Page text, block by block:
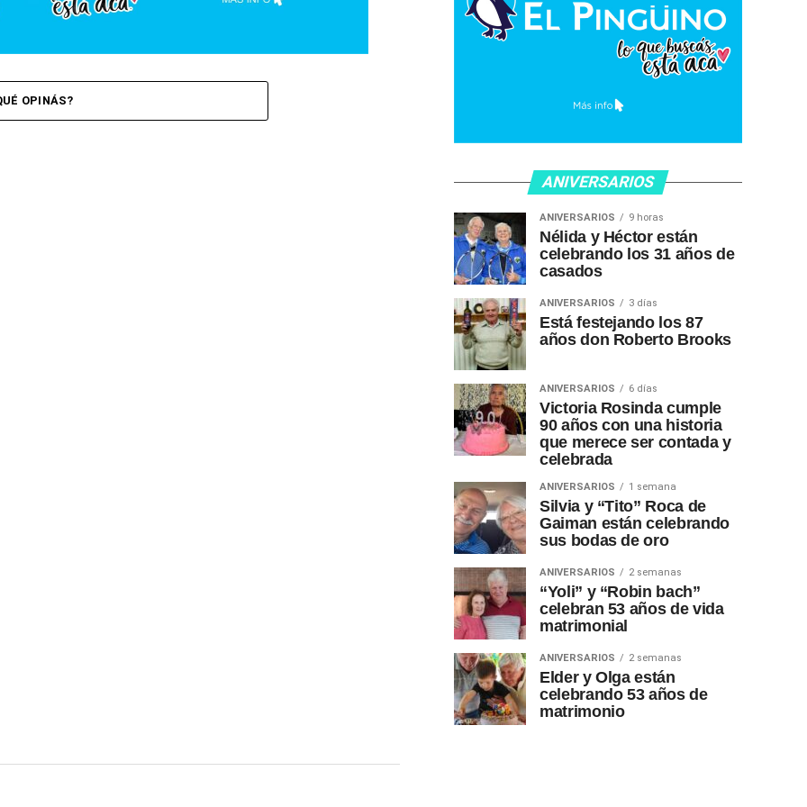
OPINÁS?
ANIVERSARIOS
ANIVERSARIOS 9 horas
Nélida y Héctor están
celebrando los 31 años de
casados
ANIVERSARIOS 3 días
Está festejando los 87
años don Roberto Brooks
ANIVERSARIOS 6 días
Victoria Rosinda cumple
90 años con una historia
que merece ser contada y
celebrada
ANIVERSARIOS 1 semana
Silvia y “Tito” Roca de
Gaiman están celebrando
sus bodas de oro
ANIVERSARIOS 2 semanas
“Yoli” y “Robin bach”
celebran 53 años de vida
matrimonial
ANIVERSARIOS 2 semanas
Elder y Olga están
celebrando 53 años de
matrimonio